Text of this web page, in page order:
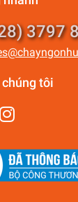
3797
tôi